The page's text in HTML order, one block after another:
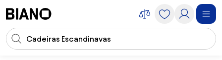
Entrada de pesquisa